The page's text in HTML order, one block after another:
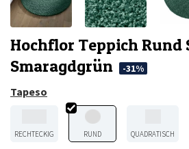
Hochflor Teppich Rund
Smaragdgrün
-31%
Tapeso
RECHTECKIG RUND QUADRATISCH